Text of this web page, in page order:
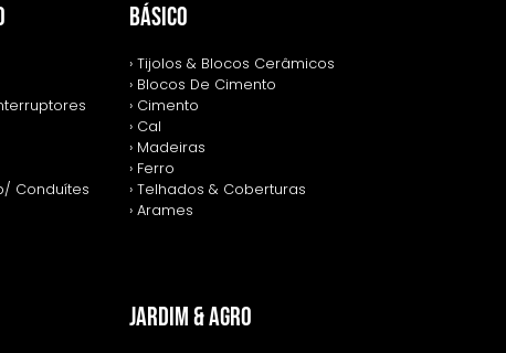
Conduítes
BÁSICO
› Tijolos & Blocos Cerâmicos
› Blocos De Cimento
› Cimento
› Cal
› Madeiras
› Ferro
› Telhados & Coberturas
› Arames
JARDIM & AGRO